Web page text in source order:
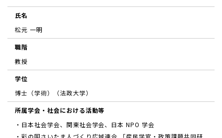
氏名
松元 一明
職階
教授
学位
博士（学術）（法政大学）
所属学会・社会における活動等
・日本社会学会、関東社会学会、日本 NPO 学会
・彩の国さいたま人づくり広域連合 「産民学官・政策課題共同研